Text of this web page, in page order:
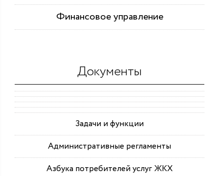
Финансовое управление
Документы
Задачи и функции
Административные регламенты
Азбука потребителей услуг ЖКХ